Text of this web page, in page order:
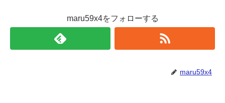
maru59x4をフォローする
maru59x4